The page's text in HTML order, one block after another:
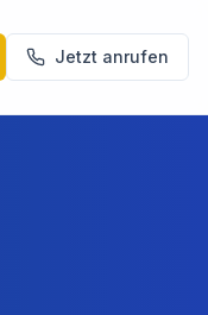
Jetzt anrufen